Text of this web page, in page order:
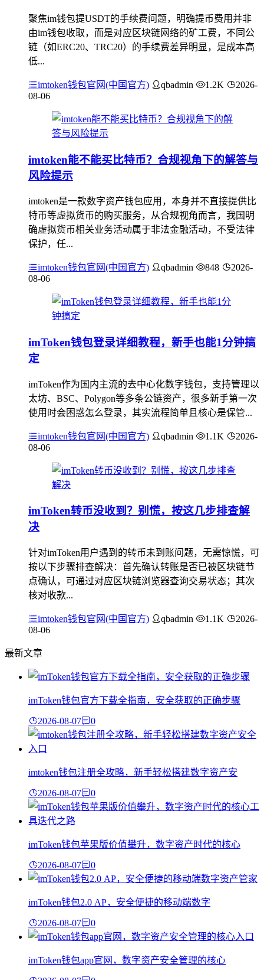
聚焦im钱包提USDT的手续费问题，明确提币费用并非
由im钱包收取，而是对应区块链网络的矿工费，不同公
链（如ERC20、TRC20）的手续费差异明显，是成本高
低...
imtoken钱包官网(中国官方) qbadmin 1.2K
2026-
08-06
imtoken能不能买比特币？合规视角下的解答与
风险提示
imtoken是一款数字资产钱包应用，本身并不直接提供比
特币等虚拟货币的购买服务，从合规视角而言，我国明
确虚拟货币相关业务活动属于非法金融活动，不受法律
保护，任...
imtoken钱包官网(中国官方) qbadmin 848
2026-
08-06
imToken钱包登录详细教程，新手也能1分钟搞
定
imToken作为国内主流的去中心化数字钱包，支持管理以
太坊、BSC、Polygon等多条公链资产，很多新手第一次
使用时会困惑怎么登录，其实流程简单且核心是保管...
imtoken钱包官网(中国官方) qbadmin 1.1K
2026-
08-06
imToken转币没收到？别慌，按这几步排查解
决
针对imToken用户遇到的转币未到账问题，无需惊慌，可
按以下步骤排查解决：首先确认转账是否已被区块链节
点确认，可通过对应区块链浏览器查询交易状态；其次
核对收款...
imtoken钱包官网(中国官方) qbadmin 1.1K
2026-
08-06
最新文章
imToken钱包官方下载全指南，安全获取的正确步骤
2026-08-07 0
imtoken钱包注册全攻略，新手轻松搭建数字资产安
2026-08-07 0
imToken钱包苹果版价值攀升，数字资产时代的核心
2026-08-07 0
imToken钱包2.0 AP，安全便捷的移动端数字
2026-08-07 0
imToken钱包app官网，数字资产安全管理的核心